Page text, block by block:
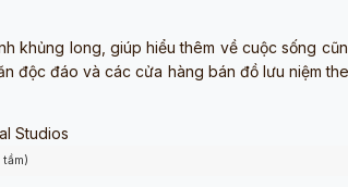
khủng long, giúp hiểu thêm về cuộc sống
độc đáo và các cửa hàng bán đồ lưu niệm